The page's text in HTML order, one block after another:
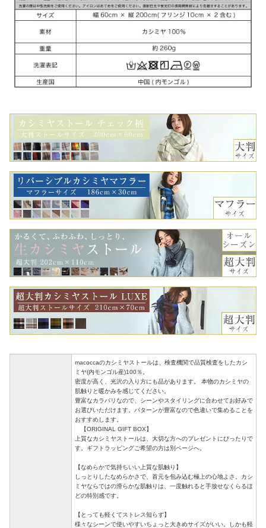
macoccaのカシミヤストールは、検査機関で品質検査をしたカシ
ミヤ(内モンゴル産)100％。
密度が高く、光沢の入り方にも品があります。 本物のカシミヤの
肌触りと暖かみを感じてください。
豊富なカラバリなので、シーンやスタイリングに合わせてお好みで
お選びいただけます。パターンが豊富なので色違いで集めることを
おすすめします。
【ORIGINAL GIFT BOX】
上質なカシミヤストールは、大切な方へのプレゼントにぴったりで
す。ギフトラッピングご希望の方は別ページへ。
【なめらかで気持ちいい上質な肌触り】
しっとりしたなめらかさで、首元を包み込む極上の心地よさ。カシ
ミヤならではの滑らかな肌触りは、一度触れると手放せなくらるほ
どの特別感です。
【とっても軽くてストレス知らず】
様々なシーンで使いやすいちょっと大きめサイズがいい。しかも軽